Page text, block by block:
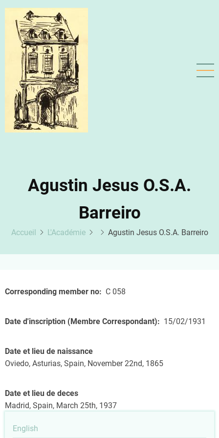
Aller
contenu
principal
Agustin Jesus O.S.A.
Barreiro
Accueil L'Académie Agustin Jesus O.S.A. Barreiro
Corresponding member no C 058
Date d'inscription (Membre Correspondant) 15/02/1931
Date et lieu de naissance
Oviedo, Asturias, Spain, November 22nd, 1865
Date et lieu de deces
Madrid, Spain, March 25th, 1937
English